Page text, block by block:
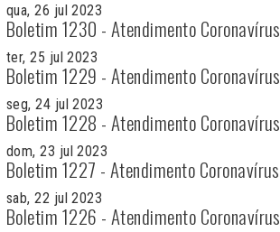
qua, 26 jul 2023
Boletim 1230 - Atendimento Coronavírus
ter, 25 jul 2023
Boletim 1229 - Atendimento Coronavírus
seg, 24 jul 2023
Boletim 1228 - Atendimento Coronavírus
dom, 23 jul 2023
Boletim 1227 - Atendimento Coronavírus
sab, 22 jul 2023
Boletim 1226 - Atendimento Coronavírus